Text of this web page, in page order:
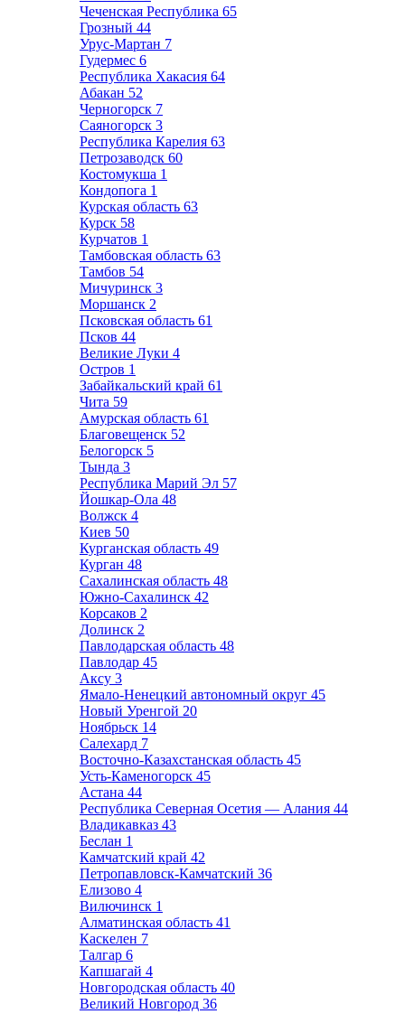
Чеченская Республика 65
Грозный 44
Урус-Мартан 7
Гудермес 6
Республика Хакасия 64
Абакан 52
Черногорск 7
Саяногорск 3
Республика Карелия 63
Петрозаводск 60
Костомукша 1
Кондопога 1
Курская область 63
Курск 58
Курчатов 1
Тамбовская область 63
Тамбов 54
Мичуринск 3
Моршанск 2
Псковская область 61
Псков 44
Великие Луки 4
Остров 1
Забайкальский край 61
Чита 59
Амурская область 61
Благовещенск 52
Белогорск 5
Тында 3
Республика Марий Эл 57
Йошкар-Ола 48
Волжск 4
Киев 50
Курганская область 49
Курган 48
Сахалинская область 48
Южно-Сахалинск 42
Корсаков 2
Долинск 2
Павлодарская область 48
Павлодар 45
Аксу 3
Ямало-Ненецкий автономный округ 45
Новый Уренгой 20
Ноябрьск 14
Салехард 7
Восточно-Казахстанская область 45
Усть-Каменогорск 45
Астана 44
Республика Северная Осетия — Алания 44
Владикавказ 43
Беслан 1
Камчатский край 42
Петропавловск-Камчатский 36
Елизово 4
Вилючинск 1
Алматинская область 41
Каскелен 7
Талгар 6
Капшагай 4
Новгородская область 40
Великий Новгород 36